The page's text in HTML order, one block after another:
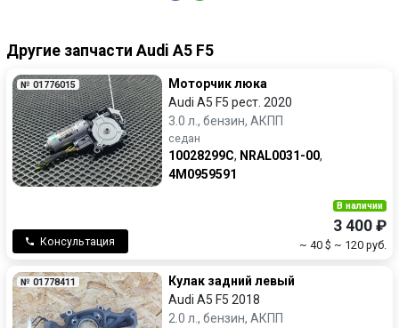
Другие запчасти Audi A5 F5
№ 01776015
Моторчик люка
Audi A5 F5 рест. 2020
3.0 л., бензин, АКПП
седан
10028299C, NRAL0031-00,
4M0959591
Консультация
В наличии
3 400 ₽
~ 40 $ ~ 120 руб.
№ 01778411
Кулак задний левый
Audi A5 F5 2018
2.0 л., бензин, АКПП